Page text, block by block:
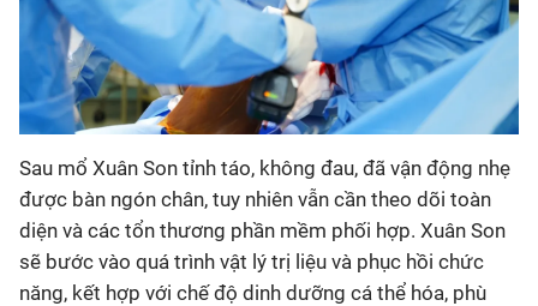
Sau mổ Xuân Son tỉnh táo, không đau, đã vận động nhẹ
được bàn ngón chân, tuy nhiên vẫn cần theo dõi toàn
diện và các tổn thương phần mềm phối hợp. Xuân Son
sẽ bước vào quá trình vật lý trị liệu và phục hồi chức
năng, kết hợp với chế độ dinh dưỡng cá thể hóa, phù